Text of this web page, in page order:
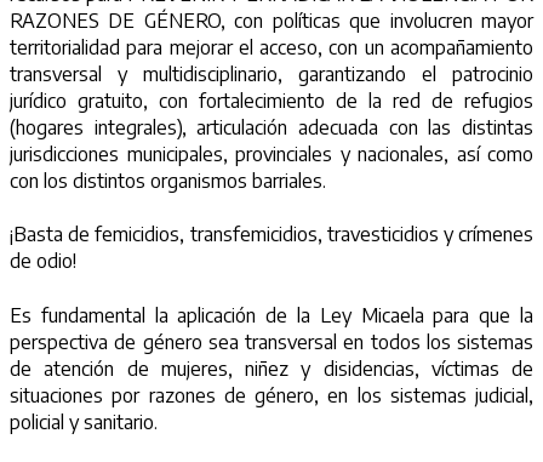
RAZONES DE GÉNERO, con políticas que involucren mayor
territorialidad para mejorar el acceso, con un acompañamiento
transversal y multidisciplinario, garantizando el patrocinio
jurídico gratuito, con fortalecimiento de la red de refugios
(hogares integrales), articulación adecuada con las distintas
jurisdicciones municipales, provinciales y nacionales, así como
con los distintos organismos barriales.
¡Basta de femicidios, transfemicidios, travesticidios y crímenes
de odio!
Es fundamental la aplicación de la Ley Micaela para que la
perspectiva de género sea transversal en todos los sistemas
de atención de mujeres, niñez y disidencias, víctimas de
situaciones por razones de género, en los sistemas judicial,
policial y sanitario.